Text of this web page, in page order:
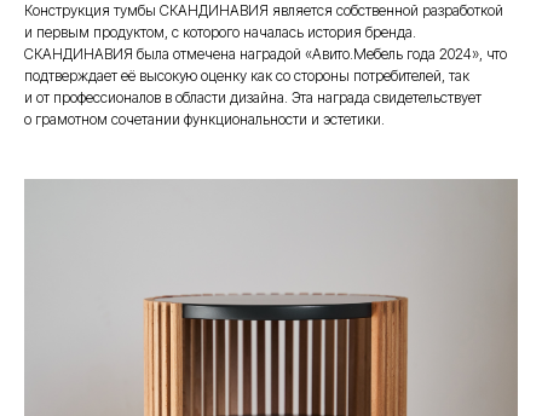
Конструкция тумбы СКАНДИНАВИЯ является собственной разработкой
и первым продуктом, с которого началась история бренда.
СКАНДИНАВИЯ была отмечена наградой «Авито.Мебель года 2024», что
подтверждает её высокую оценку как со стороны потребителей, так
и от профессионалов в области дизайна. Эта награда свидетельствует
о грамотном сочетании функциональности и эстетики.